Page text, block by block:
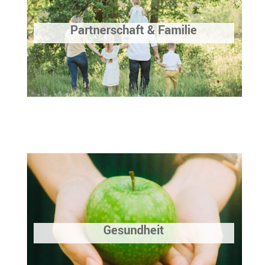
Partnerschaft & Familie
Gesundheit